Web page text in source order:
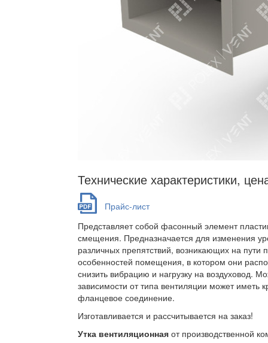
Технические характеристики,
Прайс-лист
Представляет собой фасонный элемент
смещения. Предназначается для изменения
различных препятствий, возникающих на пути
особенностей помещения, в котором они
снизить вибрацию и нагрузку на воздуховод.
зависимости от типа вентиляции может иметь
фланцевое соединение.
Изготавливается и рассчитывается на заказ!
Утка вентиляционная от производственной